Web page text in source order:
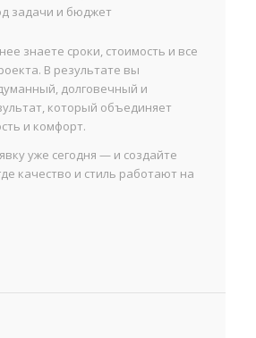
задачи и бюджет
знаете сроки, стоимость и все
В результате вы
долговечный и
который объединяет
и комфорт.
уже сегодня — и создайте
качество и стиль работают на